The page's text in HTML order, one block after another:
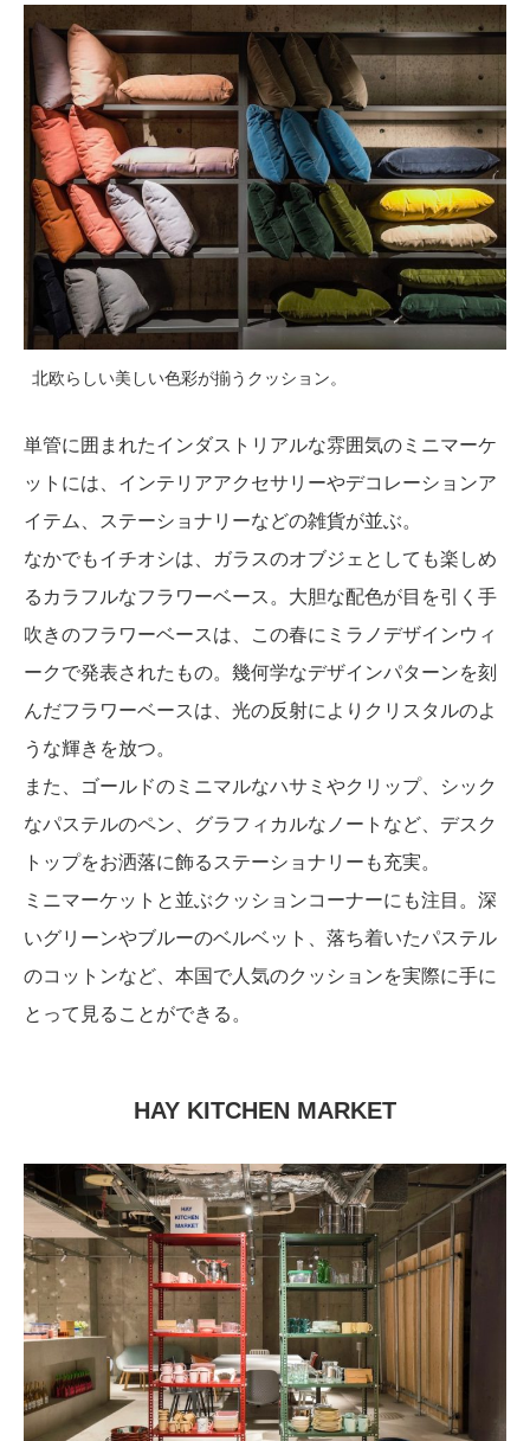
北欧らしい美しい色彩が揃うクッション。
単管に囲まれたインダストリアルな雰囲気のミニマーケ
ットには、インテリアアクセサリーやデコレーションア
イテム、ステーショナリーなどの雑貨が並ぶ。
なかでもイチオシは、ガラスのオブジェとしても楽しめ
るカラフルなフラワーベース。大胆な配色が目を引く手
吹きのフラワーベースは、この春にミラノデザインウィ
ークで発表されたもの。幾何学なデザインパターンを刻
んだフラワーベースは、光の反射によりクリスタルのよ
うな輝きを放つ。
また、ゴールドのミニマルなハサミやクリップ、シック
なパステルのペン、グラフィカルなノートなど、デスク
トップをお洒落に飾るステーショナリーも充実。
ミニマーケットと並ぶクッションコーナーにも注目。深
いグリーンやブルーのベルベット、落ち着いたパステル
のコットンなど、本国で人気のクッションを実際に手に
とって見ることができる。
HAY KITCHEN MARKET